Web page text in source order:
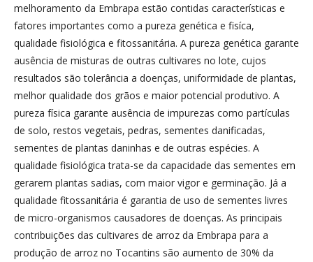
melhoramento da Embrapa estão contidas características e
fatores importantes como a pureza genética e fisíca,
qualidade fisiológica e fitossanitária. A pureza genética garante
ausência de misturas de outras cultivares no lote, cujos
resultados são tolerância a doenças, uniformidade de plantas,
melhor qualidade dos grãos e maior potencial produtivo. A
pureza física garante ausência de impurezas como partículas
de solo, restos vegetais, pedras, sementes danificadas,
sementes de plantas daninhas e de outras espécies. A
qualidade fisiológica trata-se da capacidade das sementes em
gerarem plantas sadias, com maior vigor e germinação. Já a
qualidade fitossanitária é garantia de uso de sementes livres
de micro-organismos causadores de doenças. As principais
contribuições das cultivares de arroz da Embrapa para a
produção de arroz no Tocantins são aumento de 30% da